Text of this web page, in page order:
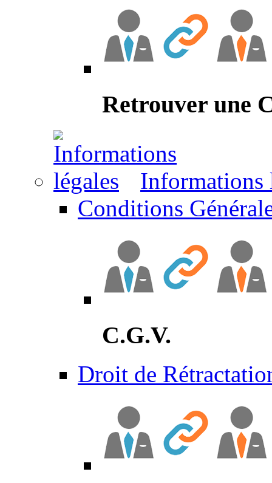
Retrouver une
Informations
Conditions
C.G.V.
Droit de